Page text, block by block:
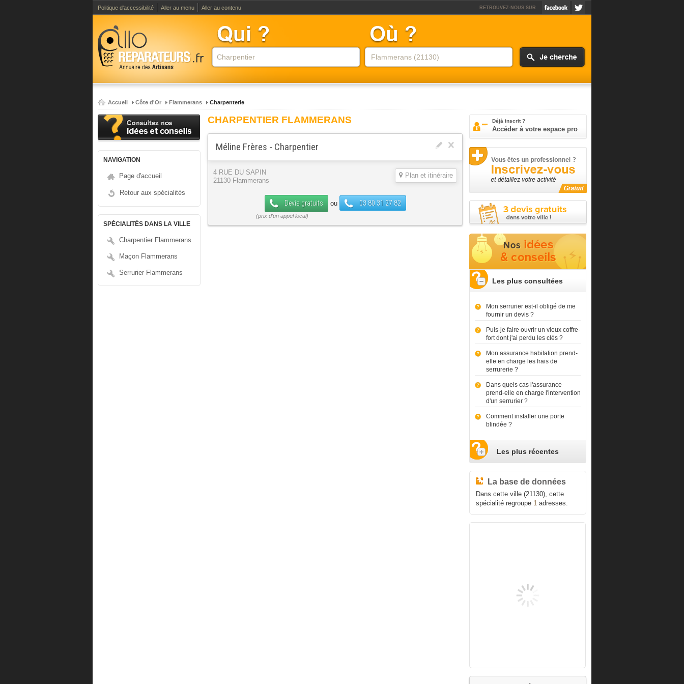
Politique d'accessibilité Aller au menu Aller au contenu RETROUVEZ-NOUS SUR
Accueil Côte d'Or Flammerans Charpenterie
NAVIGATION
Page d'accueil
Retour aux spécialités
SPÉCIALITÉS DANS LA VILLE
Charpentier Flammerans
Maçon Flammerans
Serrurier Flammerans
CHARPENTIER FLAMMERANS
Méline Frères - Charpentier
Plan et itinéraire
4 RUE DU SAPIN
21130 Flammerans
Devis gratuits ou 03 80 31 27 82
Déjà inscrit ?
Accéder à votre espace pro
Les plus consultées
Mon serrurier est-il obligé de me
fournir un devis ?
Puis-je faire ouvrir un vieux coffre-
fort dont j'ai perdu les clés ?
Mon assurance habitation prend-
elle en charge les frais de
serrurerie ?
Dans quels cas l'assurance
prend-elle en charge l'intervention
d'un serrurier ?
Comment installer une porte
blindée ?
Les plus récentes
La base de données
Dans cette ville (21130), cette
spécialité regroupe 1adresses.